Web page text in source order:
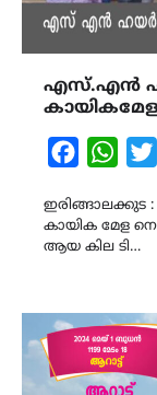
എസ്.എൻ
Facebook
കായിക മേള
ആയ കില ടി…